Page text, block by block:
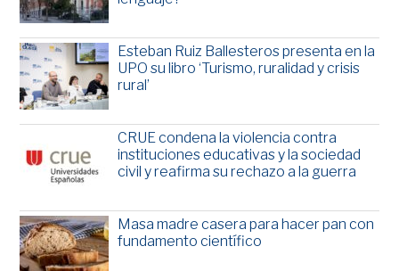
Esteban Ruiz Ballesteros presenta en la
UPO su libro ‘Turismo, ruralidad y crisis
rural’
CRUE condena la violencia contra
instituciones educativas y la sociedad
civil y reafirma su rechazo a la guerra
Masa madre casera para hacer pan con
fundamento científico